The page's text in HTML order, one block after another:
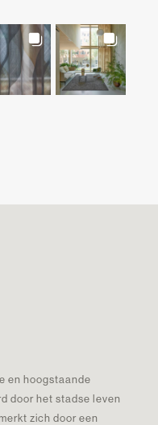
en hoogstaande
door het stadse leven
zich door een